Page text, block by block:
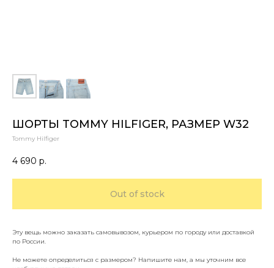
ШОРТЫ TOMMY HILFIGER, РАЗМЕР W32
Tommy Hilfiger
4 690 р.
Out of stock
Эту вещь можно заказать самовывозом, курьером по городу или доставкой
по России.
Не можете определиться с размером? Напишите нам, а мы уточним все